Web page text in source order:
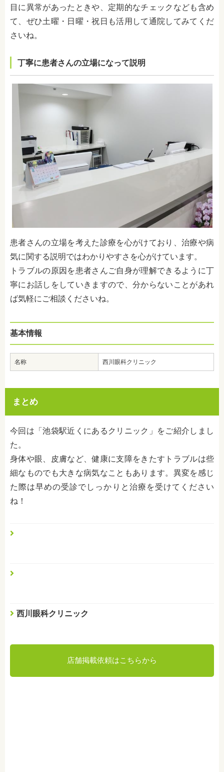
目に異常があったときや、定期的なチェックなども含め
て、ぜひ土曜・日曜・祝日も活用して通院してみてくだ
さいね。
丁寧に患者さんの立場になって説明
患者さんの立場を考えた診療を心がけており、治療や病
気に関する説明ではわかりやすさを心がけています。
トラブルの原因を患者さんご自身が理解できるように丁
寧にお話しをしていきますので、分からないことがあれ
ば気軽にご相談くださいね。
基本情報
名称 西川眼科クリニック
まとめ
今回は「池袋駅近くにあるクリニック」をご紹介しまし
た。
身体や眼、皮膚など、健康に支障をきたすトラブルは些
細なものでも大きな病気なこともあります。異変を感じ
た際は早めの受診でしっかりと治療を受けてください
ね！
西川眼科クリニック
店舗掲載依頼はこちらから